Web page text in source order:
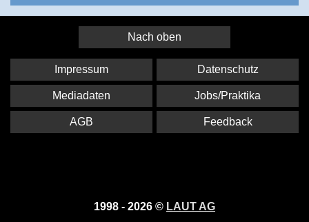
Nach oben
1998 - 2026 © LAUT AG
Impressum Datenschutz
Mediadaten Jobs/Praktika
AGB Feedback